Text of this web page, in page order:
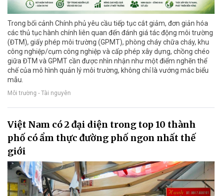
Trong bối cảnh Chính phủ yêu cầu tiếp tục cắt giảm, đơn giản hóa
các thủ tục hành chính liên quan đến đánh giá tác động môi trường
(ĐTM), giấy phép môi trường (GPMT), phòng cháy chữa cháy, khu
công nghiệp/cụm công nghiệp và cấp phép xây dựng, chồng chéo
giữa ĐTM và GPMT cần được nhìn nhận như một điểm nghẽn thể
chế của mô hình quản lý môi trường, không chỉ là vướng mắc biểu
mẫu.
Môi trường - Tài nguyên
Việt Nam có 2 đại diện trong top 10 thành
phố có ẩm thực đường phố ngon nhất thế
giới